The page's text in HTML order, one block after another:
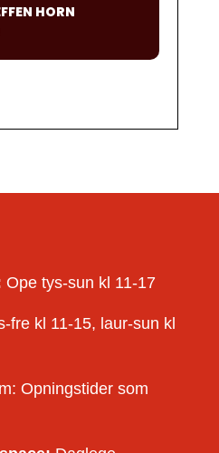
HORN
Ope tys-sun kl 11-17
fre kl 11-15, laur-sun kl
Opningstider som